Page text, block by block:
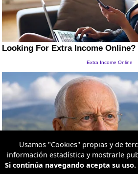
Usamos "Cookies" propias y de
información estadística y mostrarle
Si continúa navegando acepta su uso.